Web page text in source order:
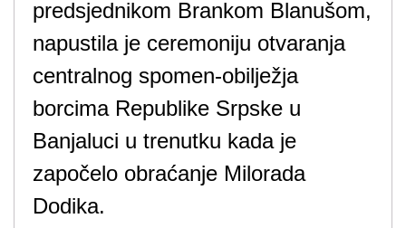
predsjednikom Brankom Blanušom,
napustila je ceremoniju otvaranja
centralnog spomen-obilježja
borcima Republike Srpske u
Banjaluci u trenutku kada je
započelo obraćanje Milorada
Dodika.